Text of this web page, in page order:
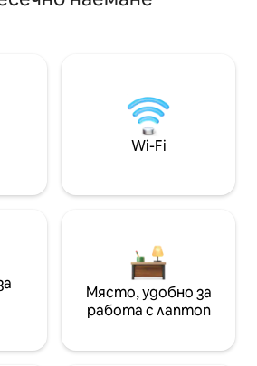
Wi-Fi
Място, удобно за
работа с лаптоп